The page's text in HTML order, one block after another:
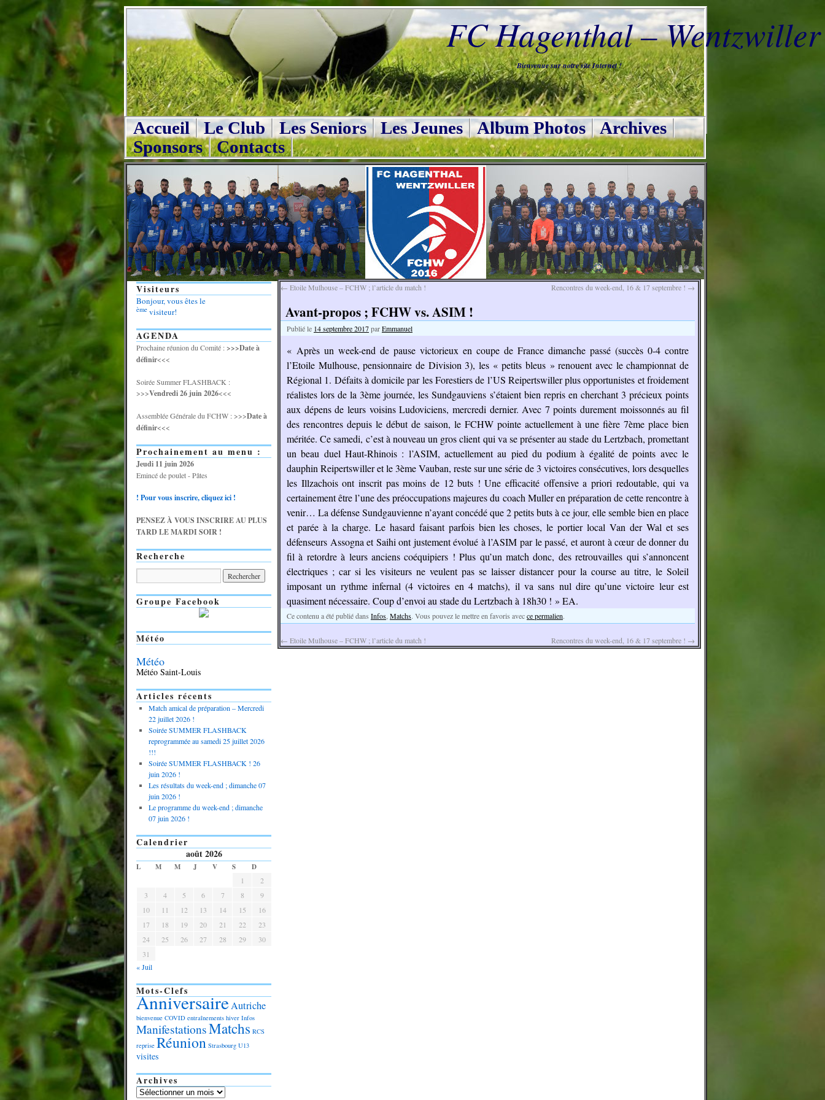
FC Hagenthal – Wentzwiller
Bienvenue sur notre site Internet !
Accueil Le Club Les Seniors Les Jeunes Album Photos
Archives
Sponsors
Contacts
← Etoile Mulhouse – FCHW ; l’article du match ! Rencontres du week-end, 16 & 17 septembre ! →
Avant-propos ; FCHW vs. ASIM !
Publié le 14 septembre 2017parEmmanuel
« Après un week-end de pause victorieux en coupe de France dimanche passé (succès 0-4 contre
l’Etoile Mulhouse, pensionnaire de Division 3), les « petits bleus » renouent avec le championnat de
Régional 1. Défaits à domicile par les Forestiers de l’US Reipertswiller plus opportunistes et froidement
réalistes lors de la 3ème journée, les Sundgauviens s’étaient bien repris en cherchant 3 précieux points
aux dépens de leurs voisins Ludoviciens, mercredi dernier. Avec 7 points durement moissonnés au fil
des rencontres depuis le début de saison, le FCHW pointe actuellement à une fière 7ème place bien
méritée. Ce samedi, c’est à nouveau un gros client qui va se présenter au stade du Lertzbach, promettant
un beau duel Haut-Rhinois : l’ASIM, actuellement au pied du podium à égalité de points avec le
dauphin Reipertswiller et le 3ème Vauban, reste sur une série de 3 victoires consécutives, lors desquelles
les Illzachois ont inscrit pas moins de 12 buts ! Une efficacité offensive a priori redoutable, qui va
certainement être l’une des préoccupations majeures du coach Muller en préparation de cette rencontre à
venir… La défense Sundgauvienne n’ayant concédé que 2 petits buts à ce jour, elle semble bien en place
et parée à la charge. Le hasard faisant parfois bien les choses, le portier local Van der Wal et ses
défenseurs Assogna et Saihi ont justement évolué à l’ASIM par le passé, et auront à cœur de donner du
fil à retordre à leurs anciens coéquipiers ! Plus qu’un match donc, des retrouvailles qui s’annoncent
électriques ; car si les visiteurs ne veulent pas se laisser distancer pour la course au titre, le Soleil
imposant un rythme infernal (4 victoires en 4 matchs), il va sans nul dire qu’une victoire leur est
quasiment nécessaire. Coup d’envoi au stade du Lertzbach à 18h30 ! » EA.
Ce contenu a été publié dans Infos Matchs. Vous pouvez le mettre en favoris avecce permalien.
← Etoile Mulhouse – FCHW ; l’article du match ! Rencontres du week-end, 16 & 17 septembre ! →
Visiteurs
Bonjour, vous êtes le
ème visiteur!
AGENDA
Prochaine réunion du Comité :>>>Date à
définir<<<
Soirée Summer FLASHBACK :
>>>Vendredi 26 juin 2026<<<
Assemblée Générale du FCHW : >>>Date à
définir<<<
Prochainement au menu :
Jeudi 11 juin 2026
Emincé de poulet - Pâtes
! Pour vous inscrire, cliquez ici !
PENSEZ À VOUS INSCRIRE AU PLUS
TARD LE MARDI SOIR !
Recherche
Groupe Facebook
Météo
Météo
Météo Saint-Louis
Articles récents
Match amical de préparation – Mercredi
22 juillet 2026 !
Soirée SUMMER FLASHBACK
reprogrammée au samedi 25 juillet 2026
!!!
Soirée SUMMER FLASHBACK ! 26
juin 2026 !
Les résultats du week-end ; dimanche 07
juin 2026 !
Le programme du week-end ; dimanche
07 juin 2026 !
Calendrier
août 2026
L M M J V S
D
1
2
3
4 5 6 7 8
9
10
11 12 13 14 15
16
17
18 19 20 21 22
23
24
25 26 27 28 29
30
31
« Juil
Mots-Clefs
AnniversaireAutriche
bienvenue COVID entraînements hiver Infos
ManifestationsMatchs RCS
reprise Réunion Strasbourg U13
visites
Archives